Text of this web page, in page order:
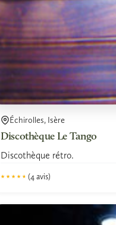
Échirolles, Isère
Discothèque Le Tango
Discothèque rétro.
★★★★★
★★★★★ (4 avis)